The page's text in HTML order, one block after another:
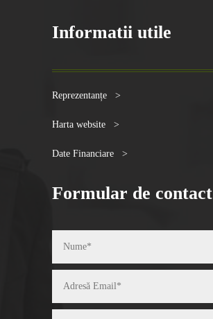
Informatii utile
Reprezentanțe >
Harta website >
Date Financiare >
Formular de contact